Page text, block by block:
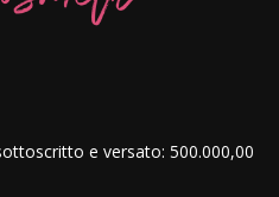
e versato: 500.000,00